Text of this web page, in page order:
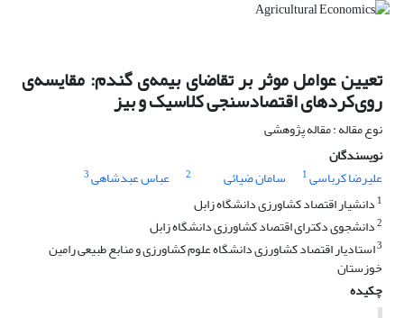
تعیین عوامل موثر بر تقاضای بیمه‌ی گندم: مقایسه‌ی
روی‌کردهای اقتصادسنجی کلاسیک و بیز
نوع مقاله : مقاله پژوهشی
نویسندگان
علیرضا کرباسی1 سامان ضیائی 2 عباس عبدشاهی3
1 دانشیار اقتصاد کشاورزی دانشگاه زابل
2دانشجوی دکترای اقتصاد کشاورزی دانشگاه زابل
3استادیار اقتصاد کشاورزی دانشگاه علوم کشاورزی و منابع طبیعی رامین
خوزستان
چکیده